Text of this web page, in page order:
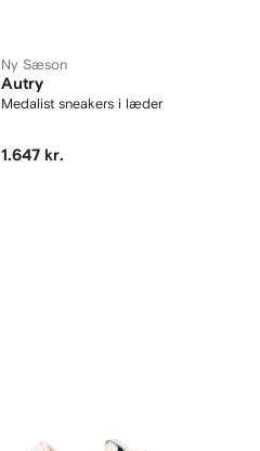
Ny Sæson
Autry
Medalist sneakers i læder
1.647 kr.